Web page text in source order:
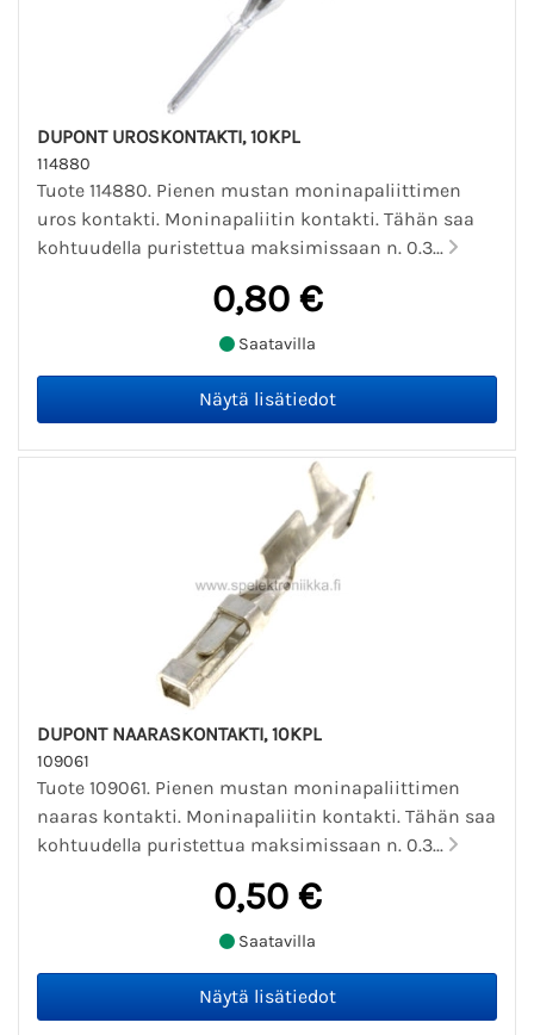
DUPONT UROSKONTAKTI, 10KPL
114880
Tuote 114880. Pienen mustan moninapaliittimen
uros kontakti. Moninapaliitin kontakti. Tähän saa
kohtuudella puristettua maksimissaan n. 0.3...
0,80 €
Saatavilla
DUPONT NAARASKONTAKTI, 10KPL
109061
Tuote 109061. Pienen mustan moninapaliittimen
naaras kontakti. Moninapaliitin kontakti. Tähän saa
kohtuudella puristettua maksimissaan n. 0.3...
0,50 €
Saatavilla